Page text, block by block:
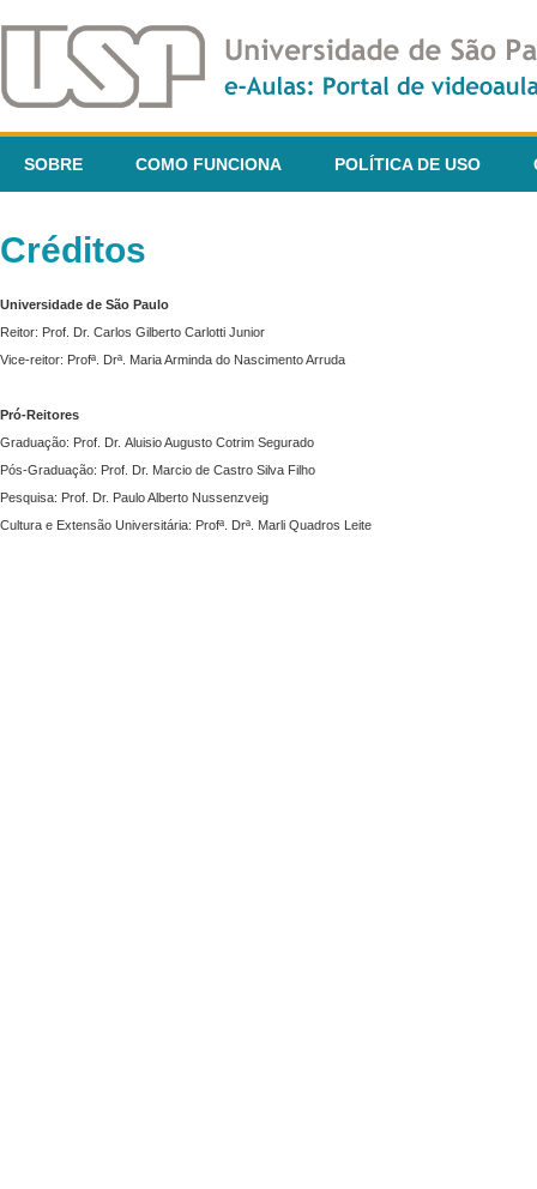
SOBRE COMO FUNCIONA POLÍTICA DE USO
Créditos
Universidade de São Paulo
Reitor: Prof. Dr. Carlos Gilberto Carlotti Junior
Vice-reitor: Profª. Drª. Maria Arminda do Nascimento Arruda
Pró-Reitores
Graduação: Prof. Dr. Aluisio Augusto Cotrim Segurado
Pós-Graduação: Prof. Dr. Marcio de Castro Silva Filho
Pesquisa: Prof. Dr. Paulo Alberto Nussenzveig
Cultura e Extensão Universitária: Profª. Drª. Marli Quadros Leite